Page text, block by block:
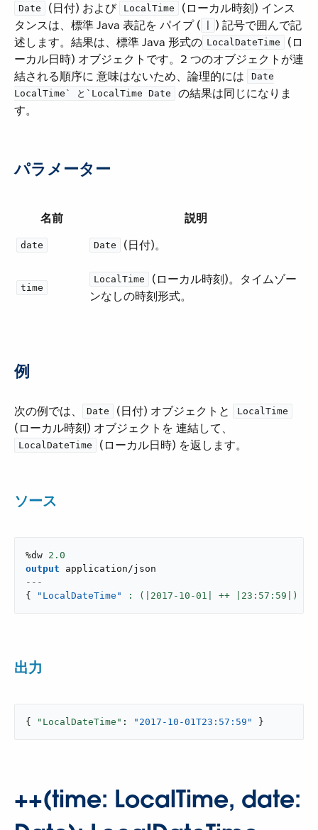
Date ​ (日付) および ​ LocalTime
​ (ローカル時刻) インス
タンスは、標準 Java 表記を パイプ (​
​) 記号で囲んで記
述します。結果は、標準 Java 形式の ​ LocalDateTime
​ (ロ
ーカル日時) オブジェクトです。2 つのオブジェクトが連
結される順序に 意味はないため、論理的には ​
Date
LocalTime`​ と ​`LocalTime Date
​ の結果は同じになりま
す。
パラメーター
名前 説明
date Date ​ (日付)。
time
LocalTime
​ (ローカル時刻)。タイムゾー
ンなしの時刻形式。
例
次の例では、​ Date ​ (日付) オブジェクトと ​ LocalTime
(ローカル時刻) オブジェクトを 連結して、​
LocalDateTime ​ (ローカル日時) を返します。
ソース
%dw 2.0
output
application/json
---
{
"LocalDateTime" : (| 2017 - 10 -01 | ++ | 23 : 57 : 59 |) }
出力
{ "LocalDateTime" : "2017-10-01T23:57:59" }
++(time: LocalTime, date: